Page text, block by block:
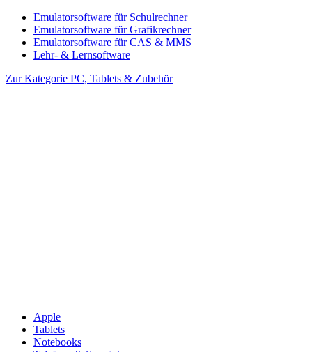
Emulatorsoftware für Schulrechner
Emulatorsoftware für Grafikrechner
Emulatorsoftware für CAS & MMS
Lehr- & Lernsoftware
Zur Kategorie PC, Tablets & Zubehör
Apple
Tablets
Notebooks